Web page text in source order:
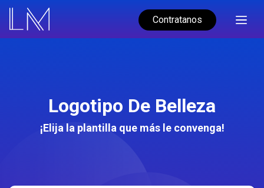
Contratanos
Logotipo De Belleza
¡Elija la plantilla que más le convenga!